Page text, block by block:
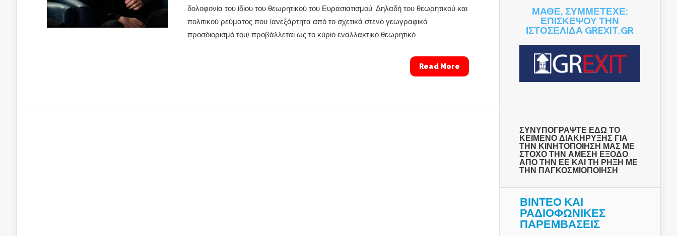
δολοφονία του ίδιου του θεωρητικού του Ευρασιατισμού. Δηλαδή του θεωρητικού και
πολιτικού ρεύματος που (ανεξάρτητα από το σχετικά στενό γεωγραφικό
προσδιορισμό του) προβάλλεται ως το κύριο εναλλακτικό θεωρητικό...
Read More
ΜΑΘΕ, ΣΥΜΜΕΤΕΧΕ:
ΕΠΙΣΚΕΨΟΥ ΤΗΝ
ΙΣΤΟΣΕΛΙΔΑ GREXIT.GR
ΣΥΝΥΠΟΓΡΑΨΤΕ ΕΔΩ ΤΟ
ΚΕΙΜΕΝΟ ΔΙΑΚΗΡΥΞΗΣ ΓΙΑ
ΤΗΝ ΚΙΝΗΤΟΠΟΙΗΣΗ ΜΑΣ ΜΕ
ΣΤΟΧΟ ΤΗΝ ΑΜΕΣΗ ΕΞΟΔΟ
ΑΠΟ ΤΗΝ ΕΕ ΚΑΙ ΤΗ ΡΗΞΗ ΜΕ
ΤΗΝ ΠΑΓΚΟΣΜΙΟΠΟΙΗΣΗ
ΒΙΝΤΕΟ ΚΑΙ
ΡΑΔΙΟΦΩΝΙΚΕΣ
ΠΑΡΕΜΒΑΣΕΙΣ